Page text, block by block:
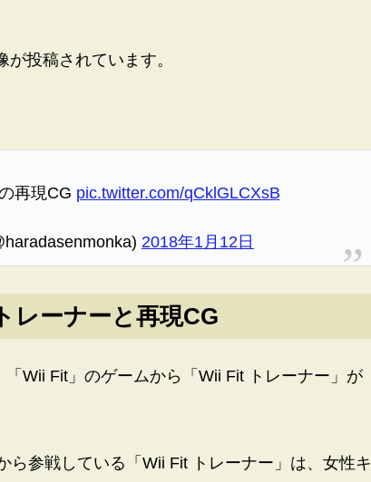
投稿されています。
再現CG pic.twitter.com/qCklGLCXsB
2018年1月12日
レーナーと再現CG
Wii Fit」のゲームから「Wii Fit トレーナー」が
参戦している「Wii Fit トレーナー」は、女性キ